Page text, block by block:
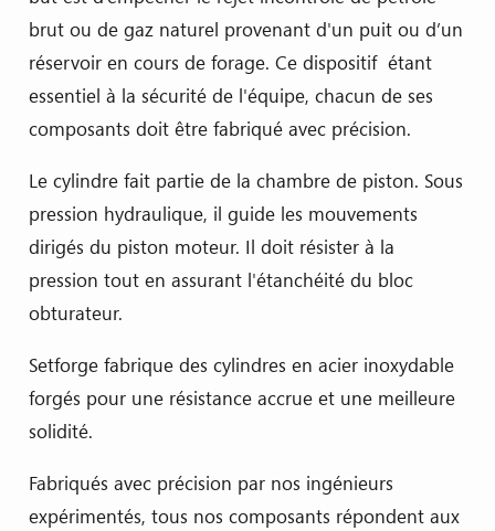
brut ou de gaz naturel provenant d'un puit ou d’un
réservoir en cours de forage. Ce dispositif étant
essentiel à la sécurité de l'équipe, chacun de ses
composants doit être fabriqué avec précision.
Le cylindre fait partie de la chambre de piston. Sous
pression hydraulique, il guide les mouvements
dirigés du piston moteur. Il doit résister à la
pression tout en assurant l'étanchéité du bloc
obturateur.
Setforge fabrique des cylindres en acier inoxydable
forgés pour une résistance accrue et une meilleure
solidité.
Fabriqués avec précision par nos ingénieurs
expérimentés, tous nos composants répondent aux